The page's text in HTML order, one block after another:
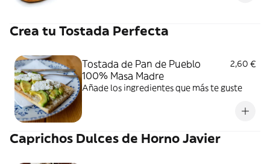
Crea tu Tostada Perfecta
Tostada de Pan de Pueblo
100% Masa Madre
2,60 €
Añade los ingredientes que más te guste
Caprichos Dulces de Horno Javier